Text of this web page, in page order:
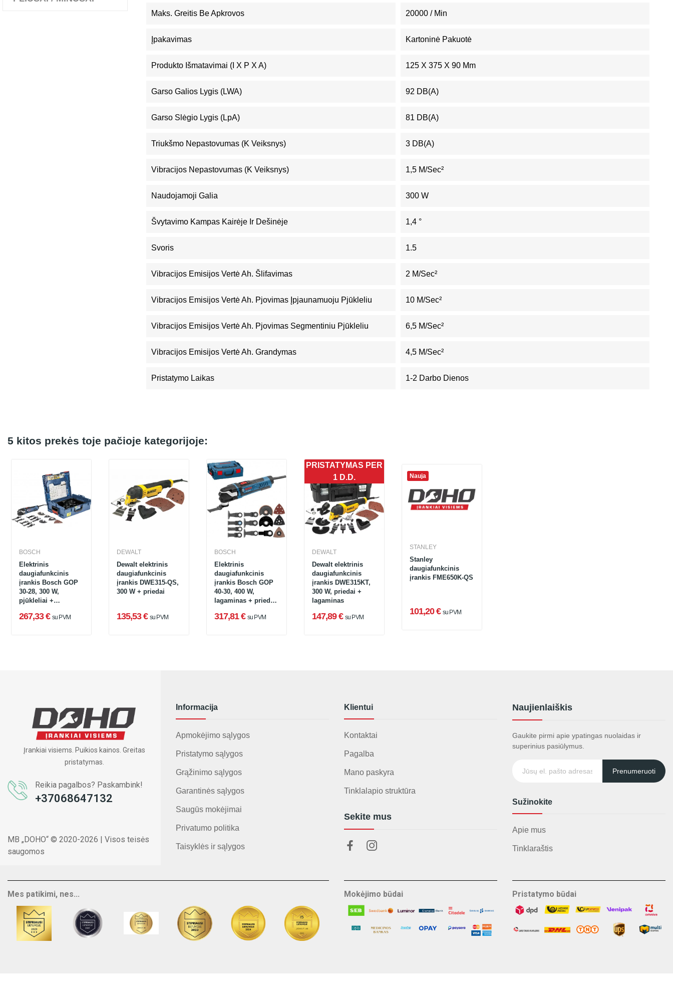
Maks. Greitis Be Apkrovos 20000 / Min
Įpakavimas Kartoninė Pakuotė
Produkto Išmatavimai (I X P X A) 125 X 375 X 90 Mm
Garso Galios Lygis (LWA) 92 DB(A)
Garso Slėgio Lygis (LpA) 81 DB(A)
Triukšmo Nepastovumas (K Veiksnys) 3 DB(A)
Vibracijos Nepastovumas (K Veiksnys) 1,5 M/sec²
Naudojamoji Galia 300 W
Švytavimo Kampas Kairėje Ir Dešinėje 1,4 °
Svoris 1.5
Vibracijos Emisijos Vertė Ah. Šlifavimas 2 M/sec²
Vibracijos Emisijos Vertė Ah. Pjovimas Įpjaunamuoju Pjūkleliu 10 M/sec²
Vibracijos Emisijos Vertė Ah. Pjovimas Segmentiniu Pjūkleliu 6,5 M/sec²
Vibracijos Emisijos Vertė Ah. Grandymas 4,5 M/sec²
Pristatymo Laikas 1-2 Darbo Dienos
5 kitos prekės toje pačioje kategorijoje:
BOSCH
Elektrinis
daugiafunkcinis
įrankis Bosch GOP
30-28, 300 W,
pjūkleliai +
267,33 € su PVM
DEWALT
Dewalt elektrinis
daugiafunkcinis
įrankis DWE315-QS,
300 W + priedai
135,53 € su PVM
BOSCH
Elektrinis
daugiafunkcinis
įrankis Bosch GOP
40-30, 400 W,
lagaminas + priedų
317,81 € su PVM
PRISTATYMAS PER
1 D.D.
DEWALT
Dewalt elektrinis
daugiafunkcinis
įrankis DWE315KT,
300 W, priedai +
lagaminas
147,89 € su PVM
Nauja
STANLEY
Stanley
daugiafunkcinis
įrankis FME650K-QS
101,20 € su PVM
Įrankiai visiems. Puikios kainos. Greitas
pristatymas.
Reikia pagalbos? Paskambink!
+37068647132
MB „DOHO“ © 2020-2026 | Visos teisės
saugomos
Informacija
Apmokėjimo sąlygos
Pristatymo sąlygos
Grąžinimo sąlygos
Garantinės sąlygos
Saugūs mokėjimai
Privatumo politika
Taisyklės ir sąlygos
Klientui
Kontaktai
Pagalba
Mano paskyra
Tinklalapio struktūra
Sekite mus
Naujienlaiškis
Gaukite pirmi apie ypatingas nuolaidas ir
superinius pasiūlymus.
Prenumeruoti
Sužinokite
Apie mus
Tinklaraštis
Mes patikimi, nes... Mokėjimo būdai Pristatymo būdai